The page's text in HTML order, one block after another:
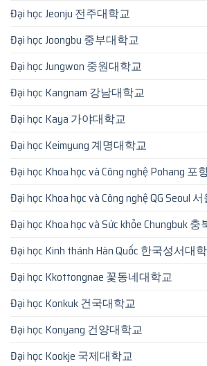
Đại học Jeonju 전주대학교
Đại học Joongbu 중부대학교
Đại học Jungwon 중원대학교
Đại học Kangnam 강남대학교
Đại học Kaya 가야대학교
Đại học Keimyung 계명대학교
Đại học Khoa học và Công nghệ Pohang
Đại học Khoa học và Công nghệ QG Seoul
Đại học Khoa học và Sức khỏe Chungbuk
Đại học Kinh thánh Hàn Quốc 한국성서대
Đại học Kkottongnae 꽃동네대학교
Đại học Konkuk 건국대학교
Đại học Konyang 건양대학교
Đại học Kookje 국제대학교